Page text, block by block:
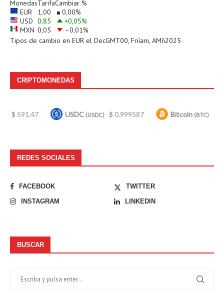
MonedasTarifaCambiar %
EUR
1,00 0,00%
USD 0,85 +0,05%
MXN 0,05 –0,01%
Tipos de cambio en EUR el DecGMT00, Friíam, AMñ2025
CRIPTOMONEDAS
USDC(USDC) $ 0.999587 Bitcoin (BTC) $ 64,465.00
REDES SOCIALES
FACEBOOK
TWITTER
INSTAGRAM
LINKEDIN
BUSCAR